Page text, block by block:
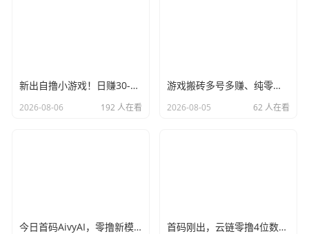
新出自撸小游戏！日赚30-50！微信扫码登录、不用下载
2026-08-06 192 人在看
游戏搬砖多号多赚、纯零撸，不用下载简单方便，进群有视频教程，轻松搬砖赚
2026-08-05 62 人在看
今日首码AivyAI，零撸新模式，新玩法，布局市场，对接团队长！ 首码刚出，云链零撸4位数，全网首发，团队3袋，干就完了！